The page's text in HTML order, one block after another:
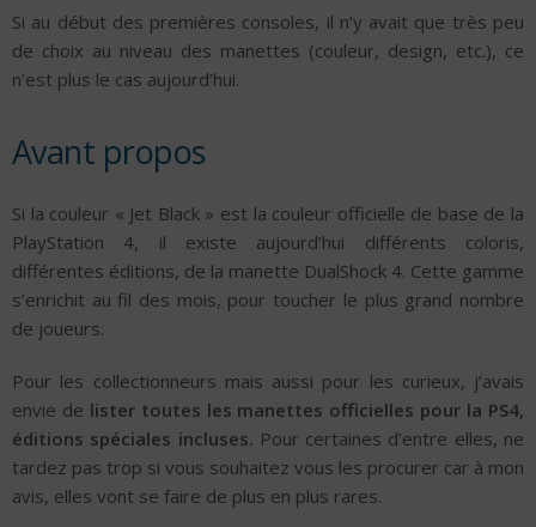
Si au début des premières consoles, il n’y avait que très peu
de choix au niveau des manettes (couleur, design, etc.), ce
n’est plus le cas aujourd’hui.
Avant propos
Si la couleur « Jet Black » est la couleur officielle de base de la
PlayStation 4, il existe aujourd’hui différents coloris,
différentes éditions, de la manette DualShock 4. Cette gamme
s’enrichit au fil des mois, pour toucher le plus grand nombre
de joueurs.
Pour les collectionneurs mais aussi pour les curieux, j’avais
envie de lister toutes les manettes officielles pour la PS4,
éditions spéciales incluses. Pour certaines d’entre elles, ne
tardez pas trop si vous souhaitez vous les procurer car à mon
avis, elles vont se faire de plus en plus rares.